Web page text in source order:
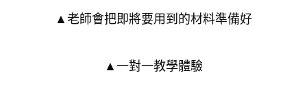
▲老師會把即將要用到的材料準備好
▲一對一教學體驗